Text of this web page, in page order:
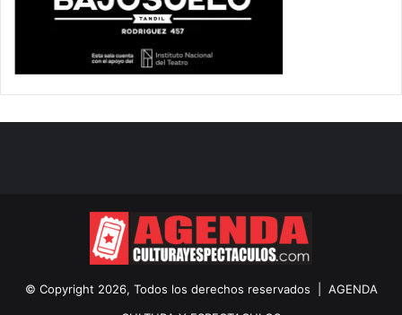
© Copyright 2026, Todos los derechos reservados | AGENDA